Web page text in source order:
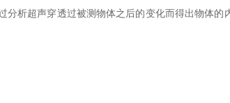
析超声穿透过被测物体之后的变化而得出物体的